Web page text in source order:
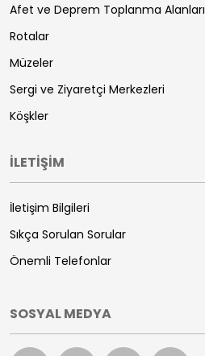
Afet ve Deprem Toplanma Alanları
Rotalar
Müzeler
Sergi ve Ziyaretçi Merkezleri
Köşkler
İLETİŞİM
İletişim Bilgileri
Sıkça Sorulan Sorular
Önemli Telefonlar
SOSYAL MEDYA